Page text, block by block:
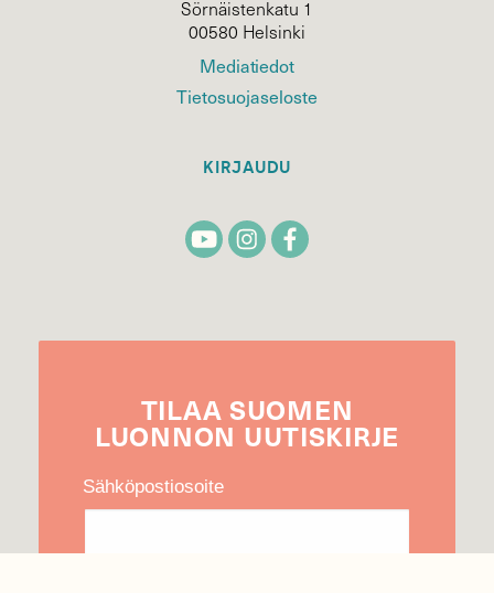
Sörnäistenkatu 1
00580 Helsinki
Mediatiedot
Tietosuojaseloste
KIRJAUDU
TILAA SUOMEN
LUONNON UUTIS­KIRJE
Sähköpostiosoite